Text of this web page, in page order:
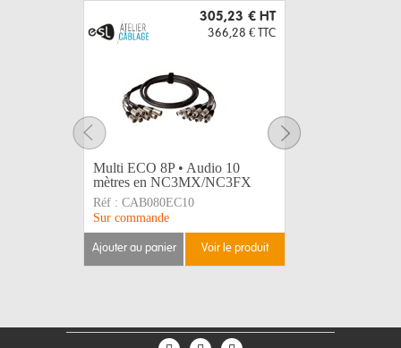
305,23 € HT
366,28 € TTC
Multi ECO 8P • Audio 10
mètres en NC3MX/NC3FX
Réf : CAB080EC10
Sur commande
ajouter au panier voir le produit